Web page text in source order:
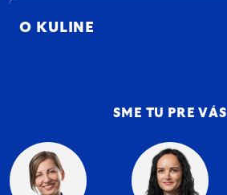
O KULINE
SME TU PRE VÁS